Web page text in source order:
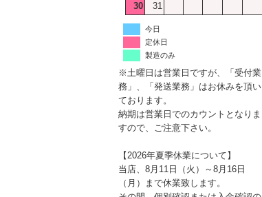
30
31
今日
定休日
製造のみ
※土曜日は営業日ですが、「受付業
務」、「発送業務」はお休みを頂い
ております。
納期は営業日でのカウントとなりま
すので、ご注意下さい。
【2026年夏季休業について】
当店、8月11日（火）～8月16日
（月）まで休業致します。